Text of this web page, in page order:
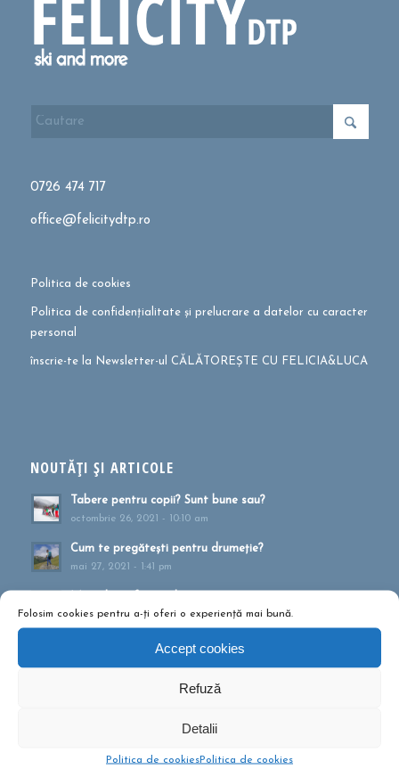
Folosim cookies pentru a-ți oferi o experiență mai bună.
Accept cookies
Refuză
Detalii
Politica de cookiesPolitica de cookies
0726 474 717
office@felicitydtp.ro
Politica de cookies
Politica de confidențialitate și prelucrare a datelor cu caracter
personal
înscrie-te la Newsletter-ul CĂLĂTOREȘTE CU FELICIA&LUCA
NOUTĂȚI ȘI ARTICOLE
Tabere pentru copii? Sunt bune sau?
octombrie 26, 2021 - 10:10 am
Cum te pregătești pentru drumeție?
mai 27, 2021 - 1:41 pm
aprilie 20, 2021 - 1:16 pm
Drumeții montane pentru familii!
Ce să conțină rucsacul într-o drumeție de o zi?